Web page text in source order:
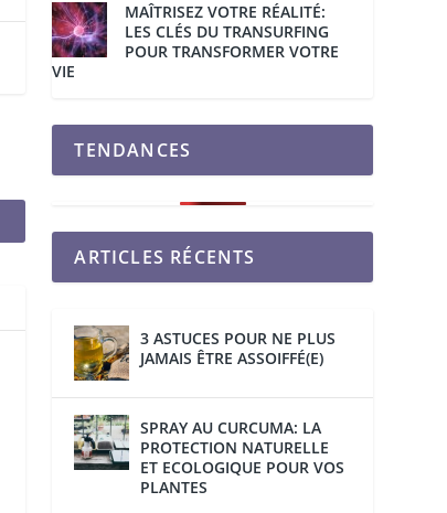
MAÎTRISEZ VOTRE RÉALITÉ:
LES CLÉS DU TRANSURFING
POUR TRANSFORMER VOTRE
VIE
TENDANCES
ARTICLES RÉCENTS
3 ASTUCES POUR NE PLUS
JAMAIS ÊTRE ASSOIFFÉ(E)
SPRAY AU CURCUMA: LA
PROTECTION NATURELLE
ET ECOLOGIQUE POUR VOS
PLANTES